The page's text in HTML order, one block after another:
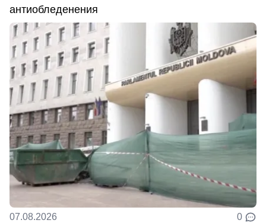
антиобледенения
07.08.2026 0